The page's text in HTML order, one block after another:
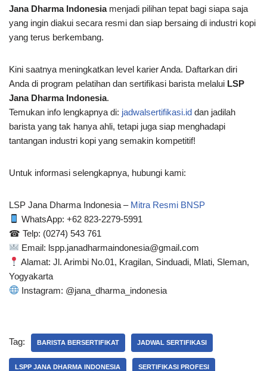
Jana Dharma Indonesiamenjadi pilihan tepat bagi siapa saja
yang ingin diakui secara resmi dan siap bersaing di industri kopi
yang terus berkembang.
Kini saatnya meningkatkan level karier Anda. Daftarkan diri
Anda di program pelatihan dan sertifikasi barista melalui LSP
Jana Dharma Indonesia.
Temukan info lengkapnya di: jadwalsertifikasi.id dan jadilah
barista yang tak hanya ahli, tetapi juga siap menghadapi
tantangan industri kopi yang semakin kompetitif!
Untuk informasi selengkapnya, hubungi kami:
LSP Jana Dharma Indonesia – Mitra Resmi BNSP
WhatsApp: ‪+62 823-2279-5991‬
☎ Telp: (0274) 543 761
Email: lspp.janadharmaindonesia@gmail.com
Alamat: Jl. Arimbi No.01, Kragilan, Sinduadi, Mlati, Sleman,
Yogyakarta
Instagram: @jana_dharma_indonesia
Tag: BARISTA BERSERTIFIKAT JADWAL SERTIFIKASI
LSPP JANA DHARMA INDONESIA SERTIFIKASI PROFESI